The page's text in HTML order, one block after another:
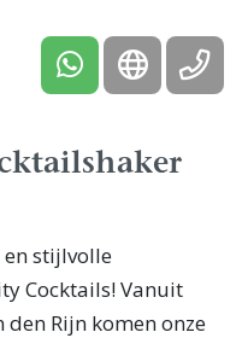
en stijlvolle
Cocktails! Vanuit
Rijn komen onze